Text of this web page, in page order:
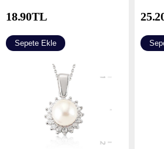
18.90TL
Sepete Ekle